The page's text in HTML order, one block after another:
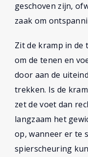
geschoven zijn,
zaak om
Zit de kramp in de
om de tenen en
door aan de
trekken. Is de
zet de voet dan
langzaam het
op, wanneer er te
spierscheuring